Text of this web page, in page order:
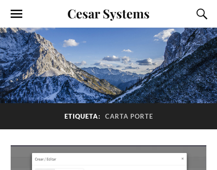
Cesar Systems
ETIQUETA: CARTA PORTE